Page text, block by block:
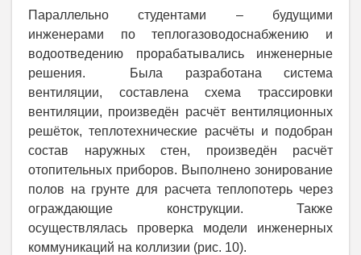
Параллельно студентами – будущими
инженерами по теплогазоводоснабжению и
водоотведению прорабатывались инженерные
решения. Была разработана система
вентиляции, составлена схема трассировки
вентиляции, произведён расчёт вентиляционных
решёток, теплотехнические расчёты и подобран
состав наружных стен, произведён расчёт
отопительных приборов. Выполнено зонирование
полов на грунте для расчета теплопотерь через
ограждающие конструкции. Также
осуществлялась проверка модели инженерных
коммуникаций на коллизии (рис. 10).